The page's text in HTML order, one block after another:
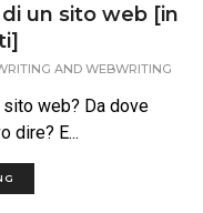
un sito web [in
AND WEBWRITING
web? Da dove
dire? E...